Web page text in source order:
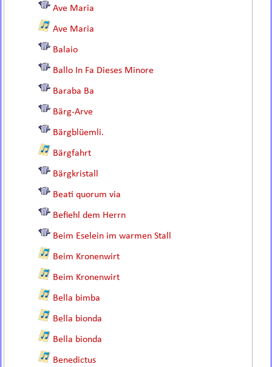
Ave Maria
Ave Maria
Balaio
Ballo In Fa Dieses Minore
Baraba Ba
Bärg-Arve
Bärgblüemli.
Bärgfahrt
Bärgkristall
Beati quorum via
Befiehl dem Herrn
Beim Eselein im warmen Stall
Beim Kronenwirt
Beim Kronenwirt
Bella bimba
Bella bionda
Bella bionda
Benedictus